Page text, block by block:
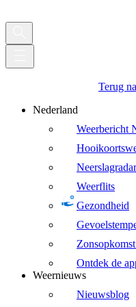
Terug
Nederland
Weerbericht
Neerslagradar
Weerflits
Gezondheid
Ontdek de
Weernieuws
Nieuwsblog